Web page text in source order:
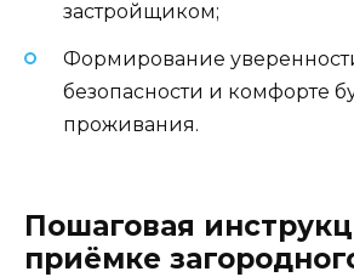
застройщиком;
Формирование
безопасности и комфорте
проживания.
Пошаговая
приёмке